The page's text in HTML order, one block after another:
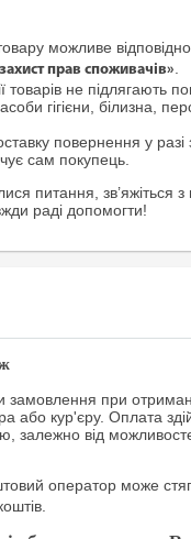
можливе
прав споживачів».
товарів не підлягають
гігієни, білизна,
повернення у разі
сам покупець.
питання, зв’яжіться
раді допомогти!
при
або кур'єру. Оплата
залежно від
оператор може